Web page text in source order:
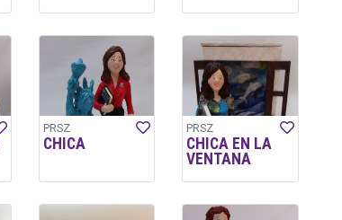
PRSZ
CHICA
PRSZ
CHICA EN LA
VENTANA